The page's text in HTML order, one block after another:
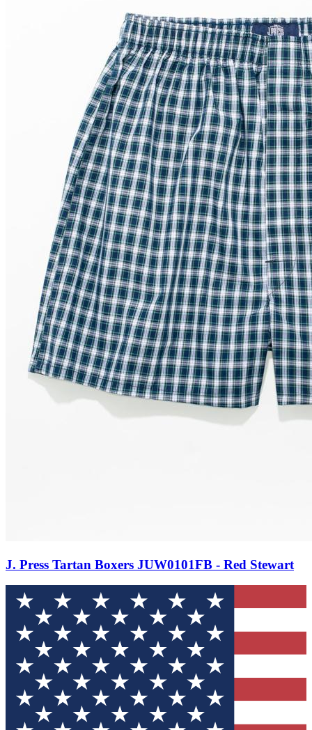
J. Press Tartan Boxers JUW0101FB - Red Stewart